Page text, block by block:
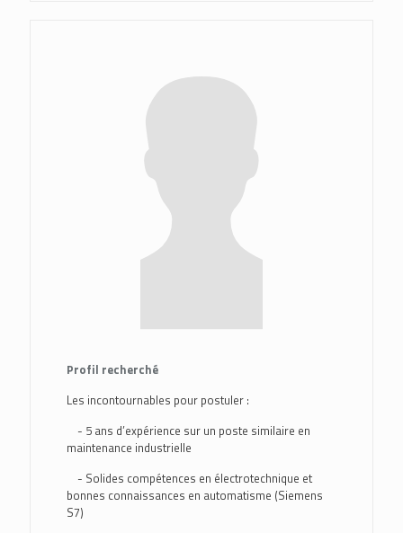
Profil recherché
Les incontournables pour postuler :
- 5 ans d’expérience sur un poste similaire en
maintenance industrielle
- Solides compétences en électrotechnique et
bonnes connaissances en automatisme (Siemens
S7)